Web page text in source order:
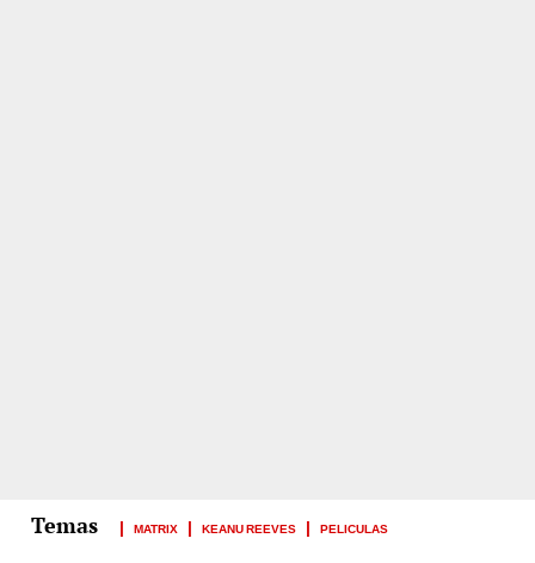
MATRIX KEANU REEVES PELICULAS